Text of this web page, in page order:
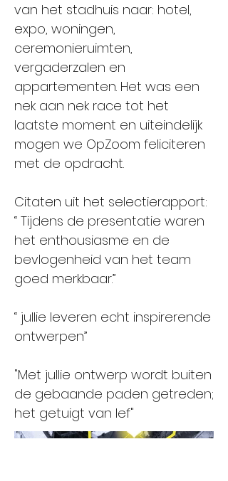
van het stadhuis naar: hotel,
expo, woningen,
ceremonieruimten,
vergaderzalen en
appartementen. Het was een
nek aan nek race tot het
laatste moment en uiteindelijk
mogen we OpZoom feliciteren
met de opdracht.
Citaten uit het selectierapport:
“ Tijdens de presentatie waren
het enthousiasme en de
bevlogenheid van het team
goed merkbaar.”
“ jullie leveren echt inspirerende
ontwerpen”
"Met jullie ontwerp wordt buiten
de gebaande paden getreden;
het getuigt van lef"